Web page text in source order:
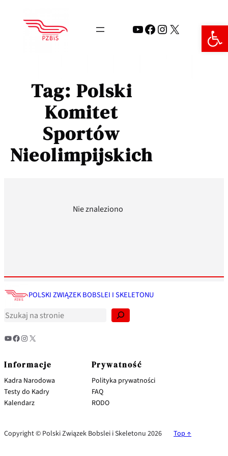
YouTube
Facebook
Instagram
X
Tag: Polski
Komitet
Sportów
Nieolimpijskich
Nie znaleziono
POLSKI ZWIĄZEK BOBSLEI I SKELETONU
S
z
k
jYouTube Facebook Instagram X
Informacje
Kadra Narodowa
Testy do Kadry
Kalendarz
Prywatność
Polityka prywatności
FAQ
RODO
Copyright © Polski Związek Bobslei i Skeletonu 2026 Top ↑